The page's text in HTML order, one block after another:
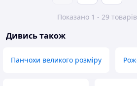
Показано 1 - 29
Дивись також
Панчохи великого розміру